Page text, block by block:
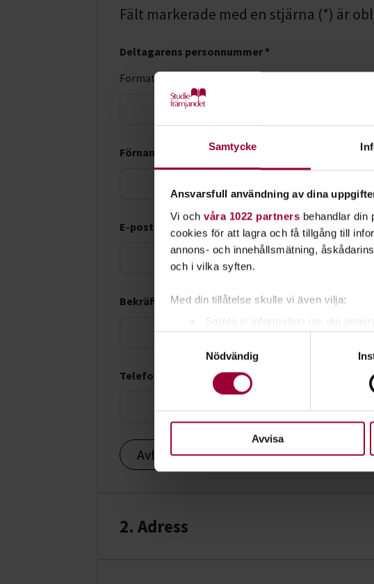
Samtycke
Ansvarsfull användning av dina
Vi och våra 1022 partners behandlar din
cookies för att lagra och få tillgång till
annons- och innehållsmätning,
och i vilka syften.
Med din tillåtelse skulle vi även vilja:
Samla in information om din
Ta reda på mer om hur dina personliga
eller dra tillbaka ditt samtycke när som
För att du ska få en så bra upplevelse
Nödvändig
Avvisa
Fält markerade med en stjärna (*) är
Deltagarens personnummer *
Format: ÅÅÅÅMMDD-XXXX
Förnamn *
E-postadress *
Bekräfta e-postadress *
Telefonnummer *
Avbryt Fortsätt
2. Adress